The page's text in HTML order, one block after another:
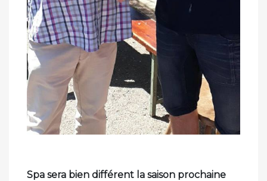
Spa sera bien différent la saison prochaine